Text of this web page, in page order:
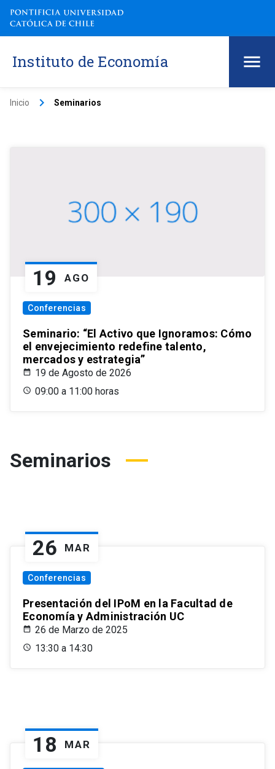
Instituto de Economía
Inicio keyboard_arrow_right Seminarios
19 AGO
Conferencias
Seminario: “El Activo que Ignoramos: Cómo
el envejecimiento redefine talento,
mercados y estrategia”
19 de Agosto de 2026
09:00 a 11:00 horas
Seminarios
26 MAR
Conferencias
Presentación del IPoM en la Facultad de
Economía y Administración UC
26 de Marzo de 2025
13:30 a 14:30
18 MAR